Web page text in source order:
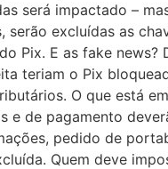
será impactado –
excluídas as
Pix. E as fake news?
teriam o Pix
O que está
e de pagamento
pedido de
Quem deve